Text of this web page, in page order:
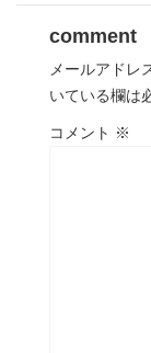
comment
メールアドレ
いている欄は
コメント ※